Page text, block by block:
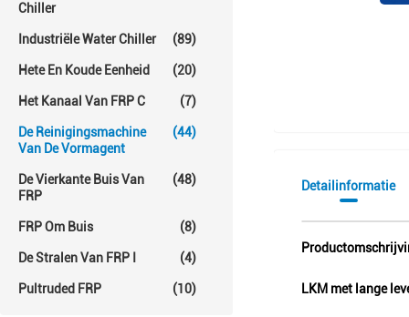
Chiller
Industriële Water Chiller (89)
Hete En Koude Eenheid (20)
Het Kanaal Van FRP C (7)
De Reinigingsmachine
Van De Vormagent
(44)
De Vierkante Buis Van
FRP
(48)
FRP Om Buis (8)
De Stralen Van FRP I (4)
Pultruded FRP (10)
Detailinformatie
LKM met lange